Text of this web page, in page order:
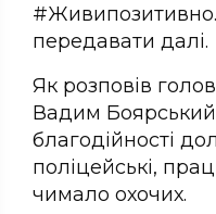
#Живипозитивно.
передавати далі.
Як розповів
Вадим
благодійності
поліцейські,
чимало охочих.